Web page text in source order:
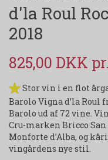
d'la Roul
2018
825,00 DKK
Stor vin i en flot
Barolo Vigna d’la Roul
Barolo ud af 72 vine.
Cru-marken Bricco
Monforte d’Alba, og
vingårdens nye stil.